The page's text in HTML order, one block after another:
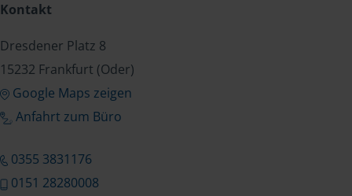
Kontakt
Dresdener Platz 8
15232 Frankfurt (Oder)
Google Maps zeigen
Anfahrt zum Büro
0355 3831176
0151 28280008